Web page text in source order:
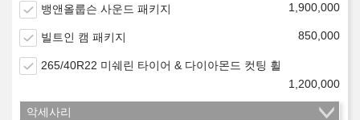
뱅앤올룹슨 사운드 패키지 1,900,000
빌트인 캠 패키지 850,000
265/40R22 미쉐린 타이어 & 다이아몬드 컷팅 휠
1,200,000
악세사리